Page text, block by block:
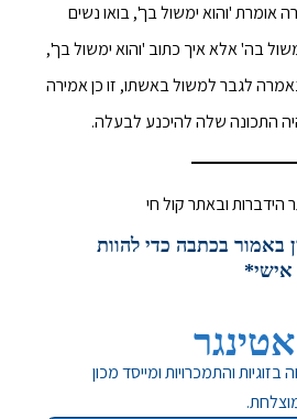
אומרת 'והוא ימשול בך', בואו נשים
בה' אלא איך כתוב 'והוא ימשול בך',
לגבר למשול באשתו, זו כן אמירה
התכונה שלה להיכנע לבעלה.
ובאתר קול חי
באמור בכתבה כדי להוות
אישי*
והתמכרויות ומייסד מכון